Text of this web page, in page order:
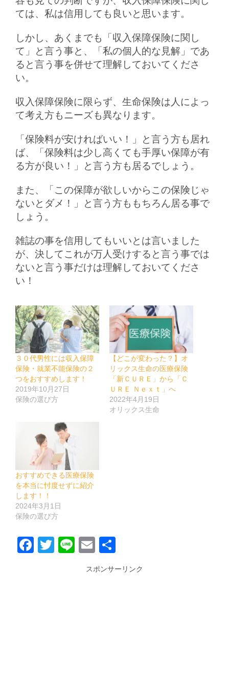
ては、私は信用しても良いと思います。
しかし、あくまでも「収入保障保険に関し
て」と言う事と、「私の個人的な見解」であ
ると言う事を併せて理解しておいてくださ
い。
収入保障保険に限らず、生命保険は人によっ
て考え方もニーズも異なります。
「保険料が安ければいい！」と言う方も居れ
ば、「保険料は少し高くても手厚い保障が有
る方が良い！」と言う方も居るでしょう。
また、「この保障が欲しいからこの保険じゃ
ないとダメ！」と言う方ももちろん居る事で
しょう。
雑誌の事を信用してもいいとは言いました
が、決してこれが万人受けすると言う事では
ないと言う事だけは理解しておいてくださ
い！
３０代男性には収入保障
保険・就業不能保険の２
つをおすすめします！
2019年10月27日
保険の選び方
【どこが変わった？】オ
リックス生命の医療保険
「新ＣＵＲＥ」から「Ｃ
ＵＲＥ Ｎｅｘｔ」へ
2022年4月19日
オリックス生命
おすすめできる医療保険
を本当に忖度せずに紹介
します！！
2024年3月1日
保険の選び方
Facebook
Twitter
LineEmail
スポンサーリンク